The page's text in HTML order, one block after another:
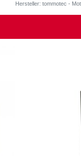
Hersteller: tommotec -